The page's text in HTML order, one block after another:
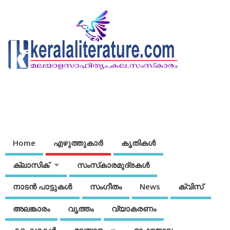
Home എഴുത്തുകാര്‍ കൃതികൾ
ക്ലാസിക് സംസ്‌കാരമുദ്രകള്‍
നാടന്‍ പാട്ടുകള്‍ സംഗീതം News ക്വിസ്
അലങ്കാരം വൃത്തം വ്യാകരണം